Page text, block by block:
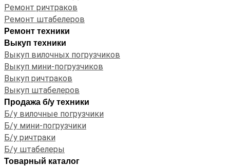
Ремонт ричтраков
Ремонт штабелеров
Ремонт техники
Выкуп техники
Выкуп вилочных погрузчиков
Выкуп мини-погрузчиков
Выкуп ричтраков
Выкуп штабелеров
Продажа б/у техники
Б/у вилочные погрузчики
Б/у мини-погрузчики
Б/у ричтраки
Б/у штабелеры
Товарный каталог